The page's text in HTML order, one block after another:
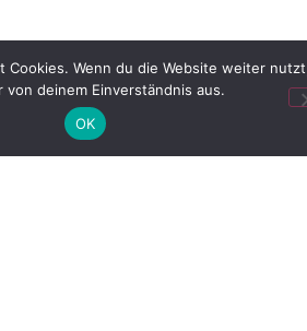
Cookies. Wenn du die Website weiter
von deinem Einverständnis aus.
OK